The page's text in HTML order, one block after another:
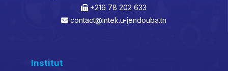
+216 78 202 633
contact@intek.u-jendouba.tn
Institut